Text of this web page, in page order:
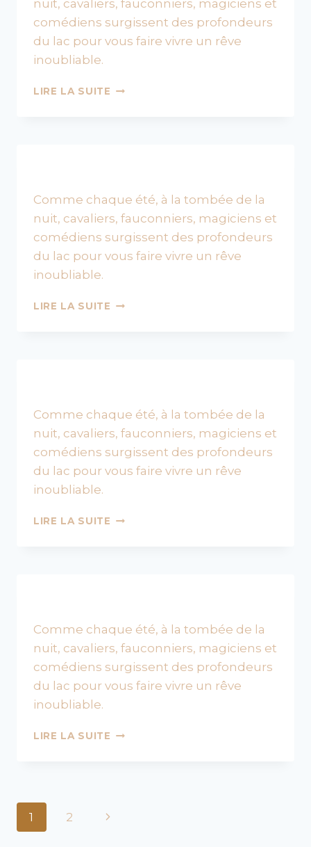
nuit, cavaliers, fauconniers, magiciens et
comédiens surgissent des profondeurs
du lac pour vous faire vivre un rêve
inoubliable.
LIRE LA SUITE HISTORY,
Comme chaque été, à la tombée de la
nuit, cavaliers, fauconniers, magiciens et
comédiens surgissent des profondeurs
du lac pour vous faire vivre un rêve
inoubliable.
LIRE LA SUITE HISTORY,
Comme chaque été, à la tombée de la
nuit, cavaliers, fauconniers, magiciens et
comédiens surgissent des profondeurs
du lac pour vous faire vivre un rêve
inoubliable.
LIRE LA SUITE HISTORY,
Comme chaque été, à la tombée de la
nuit, cavaliers, fauconniers, magiciens et
comédiens surgissent des profondeurs
du lac pour vous faire vivre un rêve
inoubliable.
LIRE LA SUITE HISTORY,
Navigation
de
1 2
Page